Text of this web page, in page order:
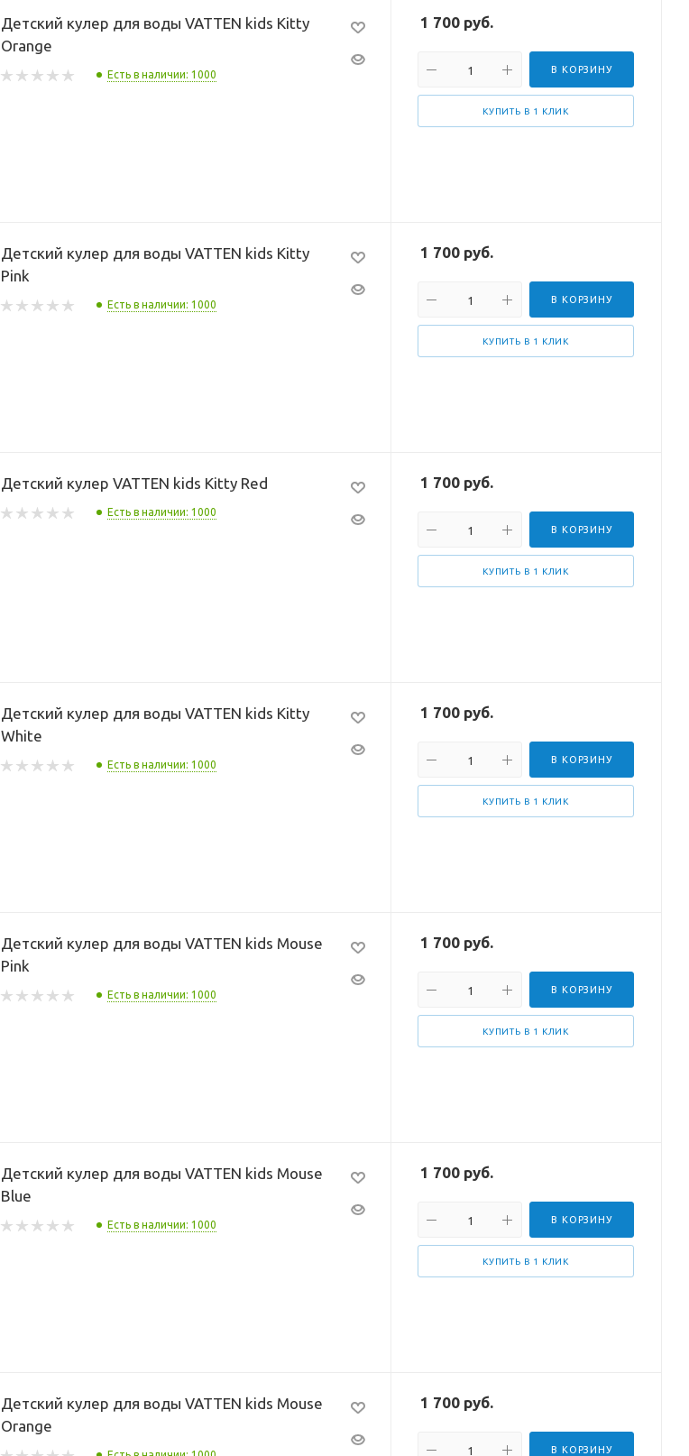
Детский кулер для воды VATTEN kids Kitty
Orange
Есть в наличии: 1000
1 700 руб.
В КОРЗИНУ
КУПИТЬ В 1 КЛИК
Детский кулер для воды VATTEN kids Kitty
Pink
Есть в наличии: 1000
1 700 руб.
В КОРЗИНУ
КУПИТЬ В 1 КЛИК
Детский кулер VATTEN kids Kitty Red
Есть в наличии: 1000
1 700 руб.
В КОРЗИНУ
КУПИТЬ В 1 КЛИК
Детский кулер для воды VATTEN kids Kitty
White
Есть в наличии: 1000
1 700 руб.
В КОРЗИНУ
КУПИТЬ В 1 КЛИК
Детский кулер для воды VATTEN kids Mouse
Pink
Есть в наличии: 1000
1 700 руб.
В КОРЗИНУ
КУПИТЬ В 1 КЛИК
Детский кулер для воды VATTEN kids Mouse
Blue
Есть в наличии: 1000
1 700 руб.
В КОРЗИНУ
КУПИТЬ В 1 КЛИК
Детский кулер для воды VATTEN kids Mouse
Orange
1 700 руб.
В КОРЗИНУ